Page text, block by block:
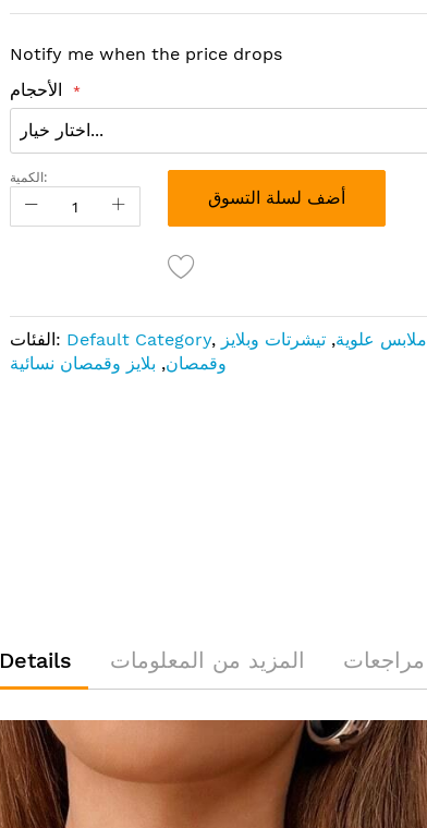
Notify me when the price drops
الأحجام
الكمية:
أضف لسلة التسوق
الفئات: Default Category, ملابس علوية, تيشرتات وبلايز
وقمصان, بلايز وقمصان نسائية
Details المزيد من المعلومات مراجعات